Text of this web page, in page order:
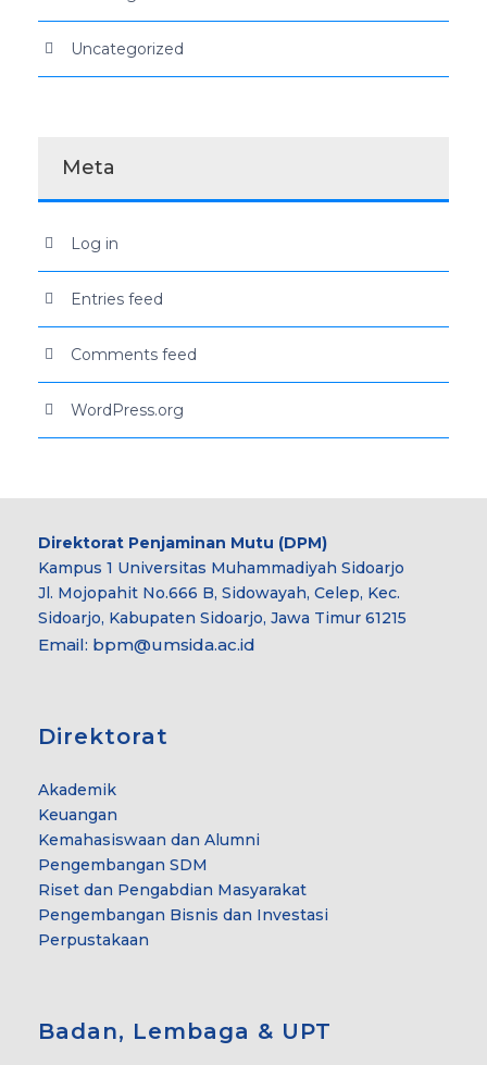
Uncategorized
Meta
Log in
Entries feed
Comments feed
WordPress.org
Direktorat Penjaminan Mutu (DPM)
Kampus 1 Universitas Muhammadiyah Sidoarjo
Jl. Mojopahit No.666 B, Sidowayah, Celep, Kec.
Sidoarjo, Kabupaten Sidoarjo, Jawa Timur 61215
Email: bpm@umsida.ac.id
Direktorat
Akademik
Keuangan
Kemahasiswaan dan Alumni
Pengembangan SDM
Riset dan Pengabdian Masyarakat
Pengembangan Bisnis dan Investasi
Perpustakaan
Badan, Lembaga & UPT